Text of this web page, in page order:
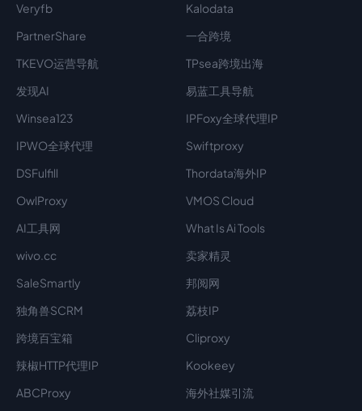
Veryfb
Kalodata
PartnerShare
一合跨境
TKEVO运营导航
TPsea跨境出海
发现AI
易蓝工具导航
Winsea123
IPFoxy全球代理IP
IPWO全球代理
Swiftproxy
DSFulfill
Thordata海外IP
OwlProxy
VMOS Cloud
AI工具网
What Is Ai Tools
wivo.cc
卖家精灵
SaleSmartly
邦阅网
独角兽SCRM
荔枝IP
跨境百宝箱
Cliproxy
辣椒HTTP代理IP
Kookeey
ABCProxy
海外社媒引流